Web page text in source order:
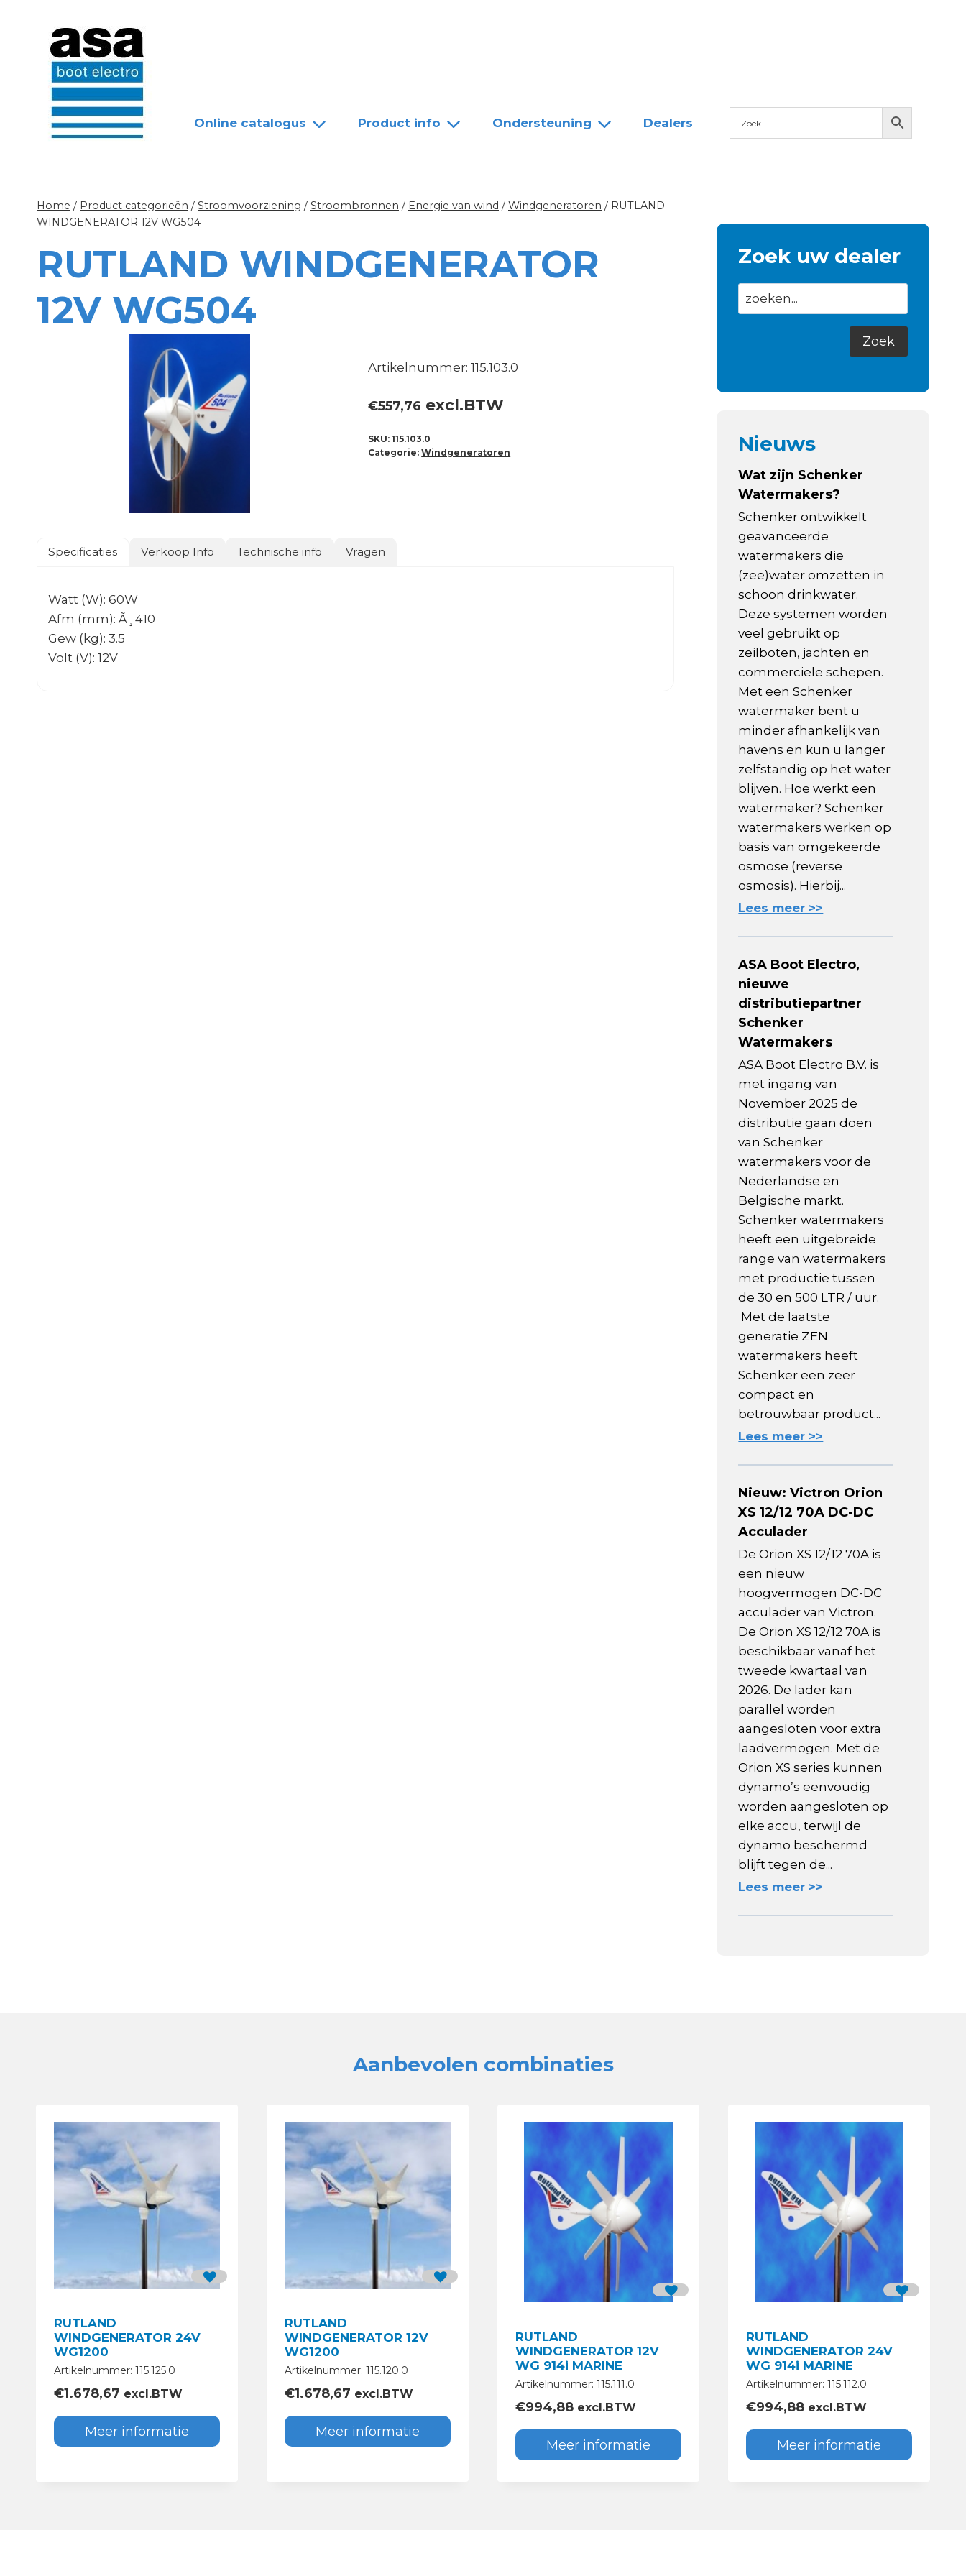
Online catalogus Product info Ondersteuning Dealers
Home / Product categorieën / Stroomvoorziening / Stroombronnen / Energie van wind / Windgeneratoren / RUTLAND
WINDGENERATOR 12V WG504
RUTLAND WINDGENERATOR
12V WG504
Artikelnummer: 115.103.0
€557,76 excl.BTW
SKU:115.103.0
Categorie:Windgeneratoren
Specificaties Verkoop Info Technische info Vragen
Watt (W): 60W
Afm (mm): Ã¸410
Gew (kg): 3.5
Volt (V): 12V
Zoek uw dealer
Nieuws
Wat zijn Schenker
Watermakers?
Schenker ontwikkelt
geavanceerde
watermakers die
(zee)water omzetten in
schoon drinkwater.
Deze systemen worden
veel gebruikt op
zeilboten, jachten en
commerciële schepen.
Met een Schenker
watermaker bent u
minder afhankelijk van
havens en kun u langer
zelfstandig op het water
blijven. Hoe werkt een
watermaker? Schenker
watermakers werken op
basis van omgekeerde
osmose (reverse
osmosis). Hierbij...
Lees meer >>
ASA Boot Electro,
nieuwe
distributiepartner
Schenker
Watermakers
ASA Boot Electro B.V. is
met ingang van
November 2025 de
distributie gaan doen
van Schenker
watermakers voor de
Nederlandse en
Belgische markt.
Schenker watermakers
heeft een uitgebreide
range van watermakers
met productie tussen
de 30 en 500 LTR / uur.
Met de laatste
generatie ZEN
watermakers heeft
Schenker een zeer
compact en
betrouwbaar product...
Lees meer >>
Nieuw: Victron Orion
XS 12/12 70A DC-DC
Acculader
De Orion XS 12/12 70A is
een nieuw
hoogvermogen DC-DC
acculader van Victron.
De Orion XS 12/12 70A is
beschikbaar vanaf het
tweede kwartaal van
2026. De lader kan
parallel worden
aangesloten voor extra
laadvermogen. Met de
Orion XS series kunnen
dynamo’s eenvoudig
worden aangesloten op
elke accu, terwijl de
dynamo beschermd
blijft tegen de...
Lees meer >>
Aanbevolen combinaties
RUTLAND
WINDGENERATOR 24V
WG1200
Artikelnummer: 115.125.0
€1.678,67 excl.BTW
Meer informatie
RUTLAND
WINDGENERATOR 12V
WG1200
Artikelnummer: 115.120.0
€1.678,67 excl.BTW
Meer informatie
RUTLAND
WINDGENERATOR 12V
WG 914i MARINE
Artikelnummer: 115.111.0
€994,88 excl.BTW
Meer informatie
RUTLAND
WINDGENERATOR 24V
WG 914i MARINE
Artikelnummer: 115.112.0
€994,88 excl.BTW
Meer informatie